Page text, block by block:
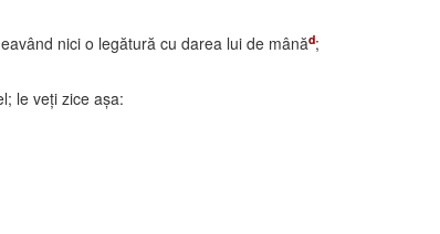
nici o legătură cu darea lui de mânăd;
le veţi zice aşa: